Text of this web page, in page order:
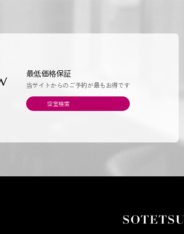
最低価格保証
当サイトからのご予約が最もお得です
空室検索